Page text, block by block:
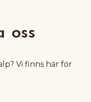
oss
Vi finns här för